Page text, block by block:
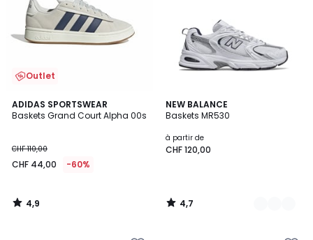
Outlet
ADIDAS SPORTSWEAR
Baskets Grand Court Alpha 00s
CHF 110,00
CHF 44,00 -60%
4,9
/ 5
4,9
/
NEW BALANCE
Baskets MR530
à partir de
CHF 120,00
4,7
/ 5
2
Couleurs
4,7
/